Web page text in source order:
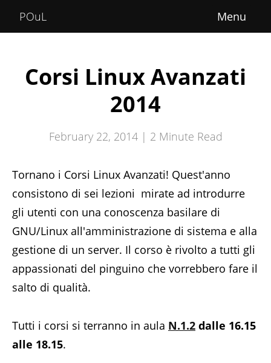
POuL
Home
Corsi Linux Avanzati
2014
February 22, 2014 | 2 Minute Read
Tornano i Corsi Linux Avanzati! Quest'anno
consistono di sei lezioni mirate ad introdurre
gli utenti con una conoscenza basilare di
GNU/Linux all'amministrazione di sistema e alla
gestione di un server. Il corso è rivolto a tutti gli
appassionati del pinguino che vorrebbero fare il
salto di qualità.
Tutti i corsi si terranno in aula N.1.2 dalle 16.15
alle 18.15.